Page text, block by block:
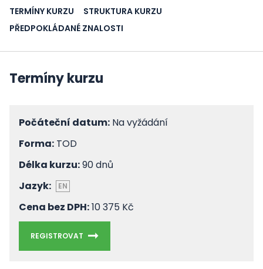
TERMÍNY KURZU
STRUKTURA KURZU
PŘEDPOKLÁDANÉ ZNALOSTI
Termíny kurzu
Počáteční datum: Na vyžádání
Forma: TOD
Délka kurzu:90 dnů
Jazyk:
EN
Cena bez DPH:10 375 Kč
REGISTROVAT